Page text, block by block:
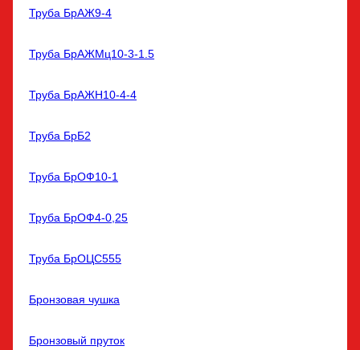
Труба БрАЖ9-4
Труба БрАЖМц10-3-1.5
Труба БрАЖН10-4-4
Труба БрБ2
Труба БрОФ10-1
Труба БрОФ4-0,25
Труба БрОЦС555
Бронзовая чушка
Бронзовый пруток